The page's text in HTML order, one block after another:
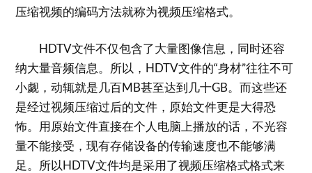
压缩视频的编码方法就称为视频压缩格式。
HDTV文件不仅包含了大量图像信息，同时还容
纳大量音频信息。所以，HDTV文件的“身材”往往不可
小觑，动辄就是几百MB甚至达到几十GB。而这些还
是经过视频压缩过后的文件，原始文件更是大得恐
怖。用原始文件直接在个人电脑上播放的话，不光容
量不能接受，现有存储设备的传输速度也不能够满
足。所以HDTV文件均是采用了视频压缩格式格式来